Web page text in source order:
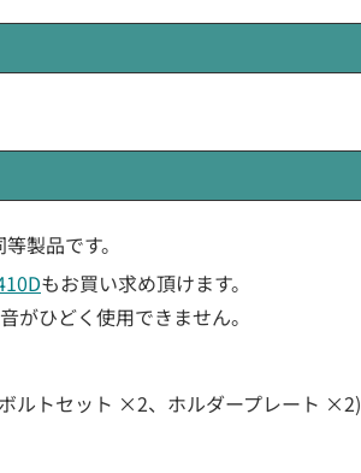
製品です。
もお買い求め頂けます。
がひどく使用できません。
ルトセット ×2、ホルダープレート ×2)